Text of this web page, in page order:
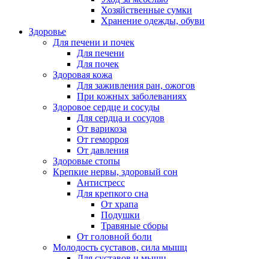
Хозяйственные сумки
Хранение одежды, обуви
Здоровье
Для печени и почек
Для печени
Для почек
Здоровая кожа
Для заживления ран, ожогов
При кожных заболеваниях
Здоровое сердце и сосуды
Для сердца и сосудов
От варикоза
От геморроя
От давления
Здоровые стопы
Крепкие нервы, здоровый сон
Антистресс
Для крепкого сна
От храпа
Подушки
Травяные сборы
От головной боли
Молодость суставов, сила мышц